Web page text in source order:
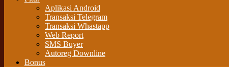
Aplikasi Android
Transaksi Telegram
Transaksi Whastapp
Web Report
SMS Buyer
Autoreg Downline
Bonus